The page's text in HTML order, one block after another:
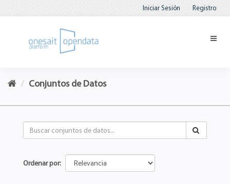
Iniciar Sesión Registro
Conjuntos de Datos
Ordenar por